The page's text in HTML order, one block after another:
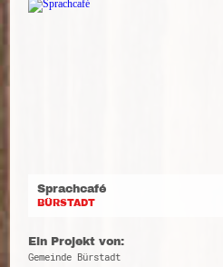
Sprachcafé
BÜRSTADT
Ein Projekt von:
Gemeinde Bürstadt